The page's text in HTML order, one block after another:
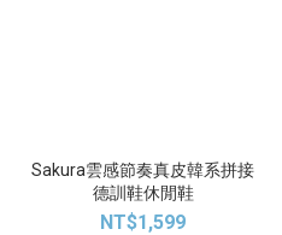
Sakura雲感節奏真皮韓系拼接
德訓鞋休閒鞋
NT$1,599